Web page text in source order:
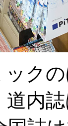
ク
内